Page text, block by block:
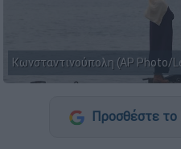
Κωνσταντινούπολη (AP Photo/
Προσθέστε